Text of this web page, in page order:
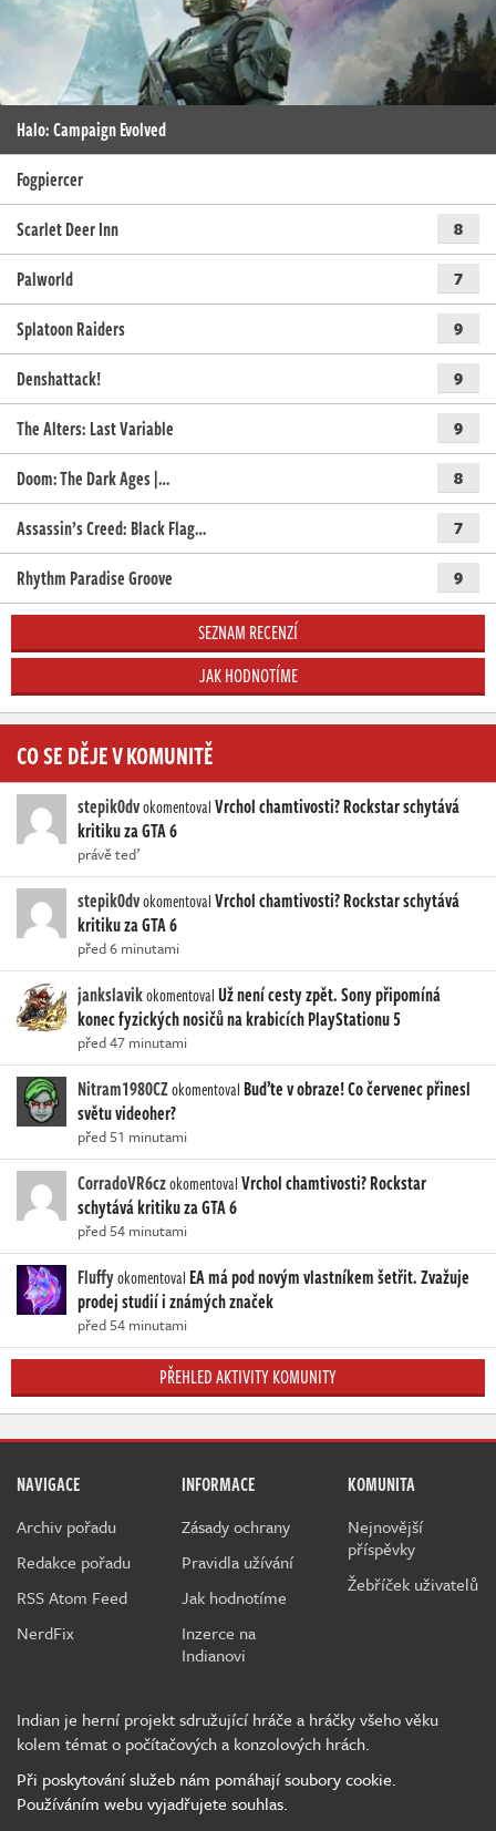
Halo: Campaign Evolved
Fogpiercer
Scarlet Deer Inn
8
Palworld 7
Splatoon Raiders 9
Denshattack! 9
The Alters: Last Variable 9
Doom: The Dark Ages |… 8
Assassin’s Creed: Black Flag… 7
Rhythm Paradise Groove 9
SEZNAM RECENZÍ
JAK HODNOTÍME
CO SE DĚJE V KOMUNITĚ
stepik0dvokomentovalVrchol chamtivosti? Rockstar schytává
kritiku za GTA 6
právě teď
stepik0dvokomentovalVrchol chamtivosti? Rockstar schytává
kritiku za GTA 6
před 6 minutami
jankslavikokomentovalUž není cesty zpět. Sony připomíná
konec fyzických nosičů na krabicích PlayStationu 5
před 47 minutami
Nitram1980CZokomentoval Buďte v obraze! Co červenec přinesl
světu videoher?
před 51 minutami
CorradoVR6czokomentovalVrchol chamtivosti? Rockstar
schytává kritiku za GTA 6
před 54 minutami
Fluffyokomentoval EA má pod novým vlastníkem šetřit. Zvažuje
prodej studií i známých značek
před 54 minutami
PŘEHLED AKTIVITY KOMUNITY
NAVIGACE
Archiv pořadu
Redakce pořadu
RSS Atom Feed
NerdFix
INFORMACE
Zásady ochrany
Pravidla užívání
Jak hodnotíme
Inzerce na
Indianovi
KOMUNITA
Nejnovější
příspěvky
Žebříček uživatelů
Indian je herní projekt sdružující hráče a hráčky všeho věku
kolem témat o počítačových a konzolových hrách.
Při poskytování služeb nám pomáhají soubory cookie.
Používáním webu vyjadřujete souhlas.